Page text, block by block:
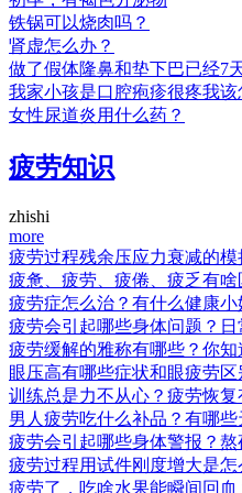
铁锅可以烧肉吗？
肾虚怎么办？
做了假体隆鼻和垫下巴已经7
我家小孩是口腔疱疹很疼我该
女性尿道炎用什么药？
疲劳知识
zhishi
more
疲劳过程残余压应力衰减的
疲惫、疲劳、疲倦、疲乏有
疲劳症怎么治？有什么健康
疲劳会引起哪些身体问题？
疲劳缓解的雅称有哪些？你知
眼压高有哪些症状和眼疲劳
训练总是力不从心？疲劳恢
男人疲劳吃什么补品？有哪
疲劳会引起哪些身体警报？熬
疲劳过程用试件刚度增大是
疲劳了，吃啥水果能瞬间回血